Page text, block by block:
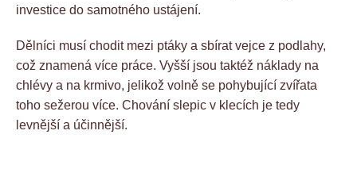
investice do samotného ustájení.
Dělníci musí chodit mezi ptáky a sbírat vejce z podlahy,
což znamená více práce. Vyšší jsou taktéž náklady na
chlévy a na krmivo, jelikož volně se pohybující zvířata
toho sežerou více. Chování slepic v klecích je tedy
levnější a účinnější.